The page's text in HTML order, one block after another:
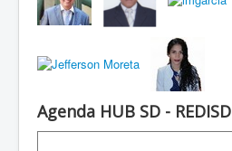
Agenda HUB SD - REDISD